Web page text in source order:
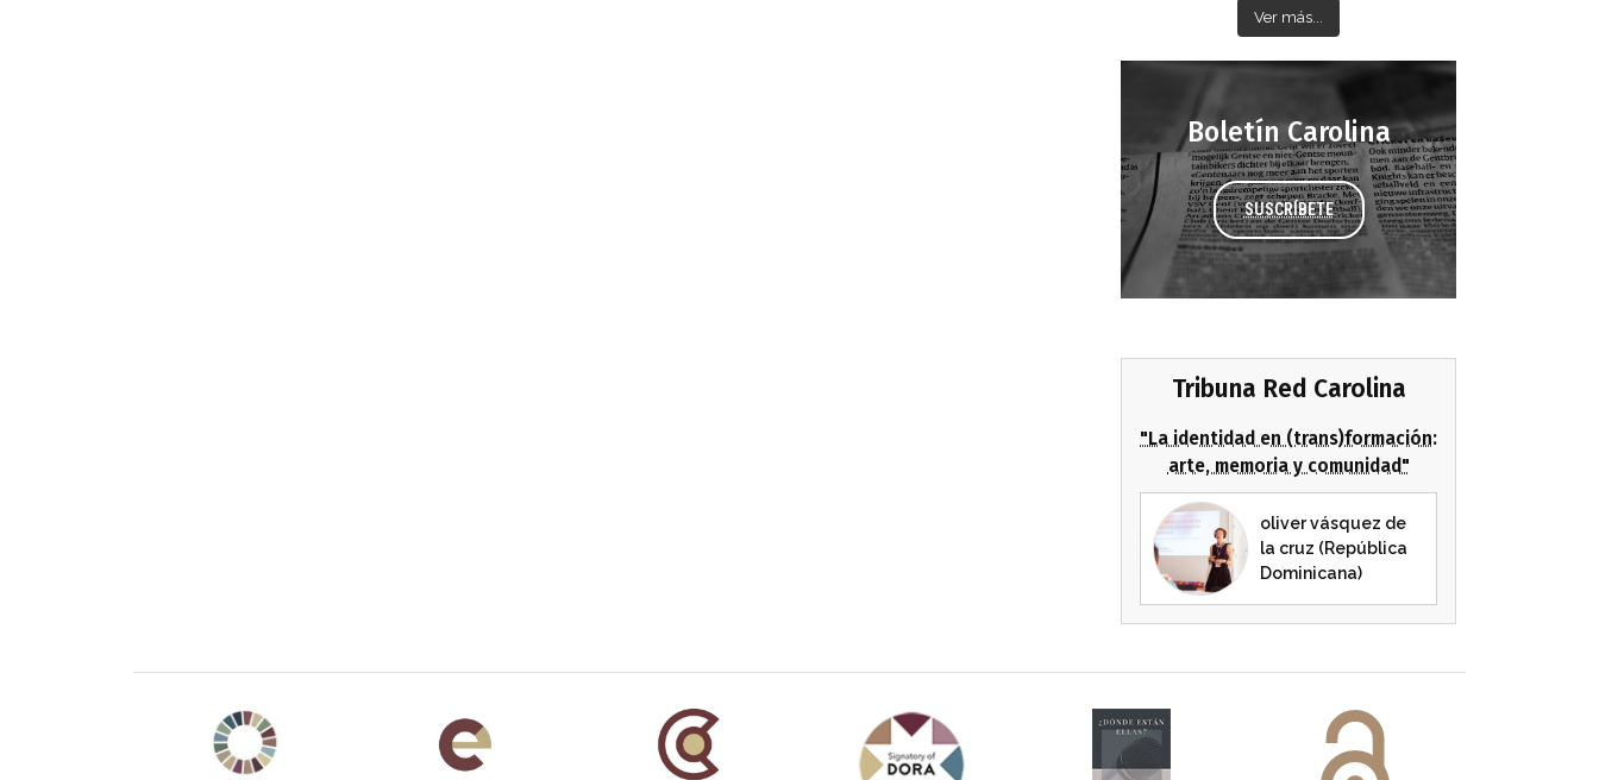
Ver más...
Boletín Carolina
SUSCRÍBETE
Tribuna Red Carolina
"La identidad en (trans)formación:
arte, memoria y comunidad"
oliver vásquez de
la cruz (República
Dominicana)